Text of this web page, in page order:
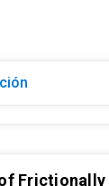
Frictionally